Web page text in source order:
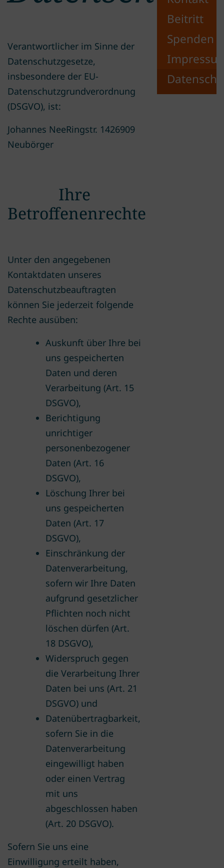
Verantwortlicher im Sinne der
Datenschutzgesetze,
insbesondere der EU-
Datenschutzgrundverordnung
(DSGVO), ist:
Johannes NeeRingstr. 1426909
Neubörger
Ihre
Betroffenenrechte
Unter den angegebenen
Kontaktdaten unseres
Datenschutzbeauftragten
können Sie jederzeit folgende
Rechte ausüben:
Auskunft über Ihre bei
uns gespeicherten
Daten und deren
Verarbeitung (Art. 15
DSGVO),
Berichtigung
unrichtiger
personenbezogener
Daten (Art. 16
DSGVO),
Löschung Ihrer bei
uns gespeicherten
Daten (Art. 17
DSGVO),
Einschränkung der
Datenverarbeitung,
sofern wir Ihre Daten
aufgrund gesetzlicher
Pflichten noch nicht
löschen dürfen (Art.
18 DSGVO),
Widerspruch gegen
die Verarbeitung Ihrer
Daten bei uns (Art. 21
DSGVO) und
Datenübertragbarkeit,
sofern Sie in die
Datenverarbeitung
eingewilligt haben
oder einen Vertrag
mit uns
abgeschlossen haben
(Art. 20 DSGVO).
Sofern Sie uns eine
Einwilligung erteilt haben,
Beitritt
Spenden